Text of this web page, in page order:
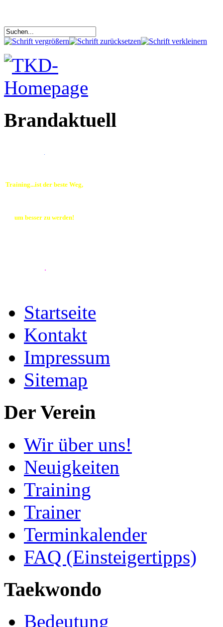
Brandaktuell
.
Training...ist der beste Weg,
um besser zu werden!
.
Startseite
Kontakt
Impressum
Sitemap
Der Verein
Wir über uns!
Neuigkeiten
Training
Trainer
Terminkalender
FAQ (Einsteigertipps)
Taekwondo
Bedeutung